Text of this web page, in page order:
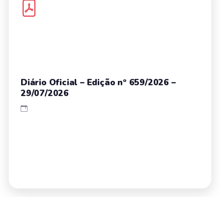
Diário Oficial – Edição nº 659/2026 –
29/07/2026